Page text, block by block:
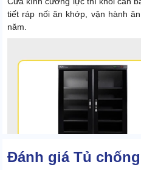
tiết ráp nối ăn khớp, vận hành
năm.
Đánh giá Tủ chống